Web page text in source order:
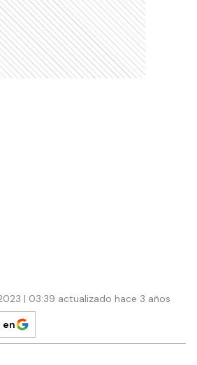
| 03:39 actualizado hace 3 años
en